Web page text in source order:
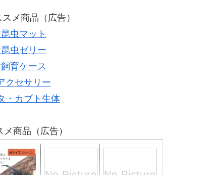
メ商品（広告）
虫マット
虫ゼリー
育ケース
クセサリー
・カブト生体
商品（広告）